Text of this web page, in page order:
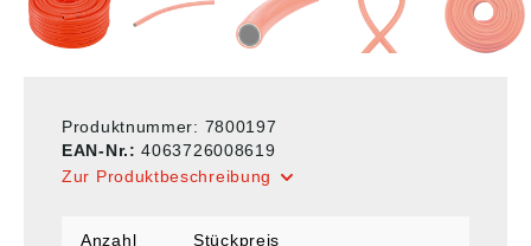
Produktnummer: 7800197
EAN-Nr.:4063726008619
Zur Produktbeschreibung
Anzahl Stückpreis